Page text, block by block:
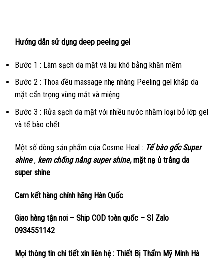
Hướng dẫn sử dụng deep peeling gel
Bước 1 : Làm sạch da mặt và lau khô bằng khăn mềm
Bước 2 : Thoa đều massage nhẹ nhàng Peeling gel khắp da
mặt cẩn trọng vùng mắt và miệng
Bước 3 : Rửa sạch da mặt với nhiều nước nhằm loại bỏ lớp gel
và tế bào chết
Một số dòng sản phẩm của Cosme Heal : Tế bào gốc Super
shine, kem chống nắng super shine, mặt nạ ủ trắng da
super shine
Cam kết hàng chính hãng Hàn Quốc
Giao hàng tận nơi – Ship COD toàn quốc – Sỉ Zalo
0934551142
Mọi thông tin chi tiết xin liên hệ : Thiết Bị Thẩm Mỹ Minh Hà